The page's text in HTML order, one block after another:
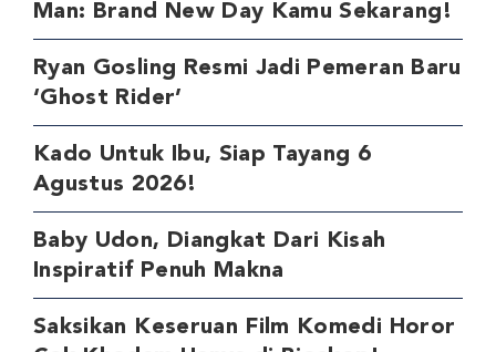
Man: Brand New Day Kamu Sekarang!
Ryan Gosling Resmi Jadi Pemeran Baru
‘Ghost Rider’
Kado Untuk Ibu, Siap Tayang 6
Agustus 2026!
Baby Udon, Diangkat Dari Kisah
Inspiratif Penuh Makna
Saksikan Keseruan Film Komedi Horor